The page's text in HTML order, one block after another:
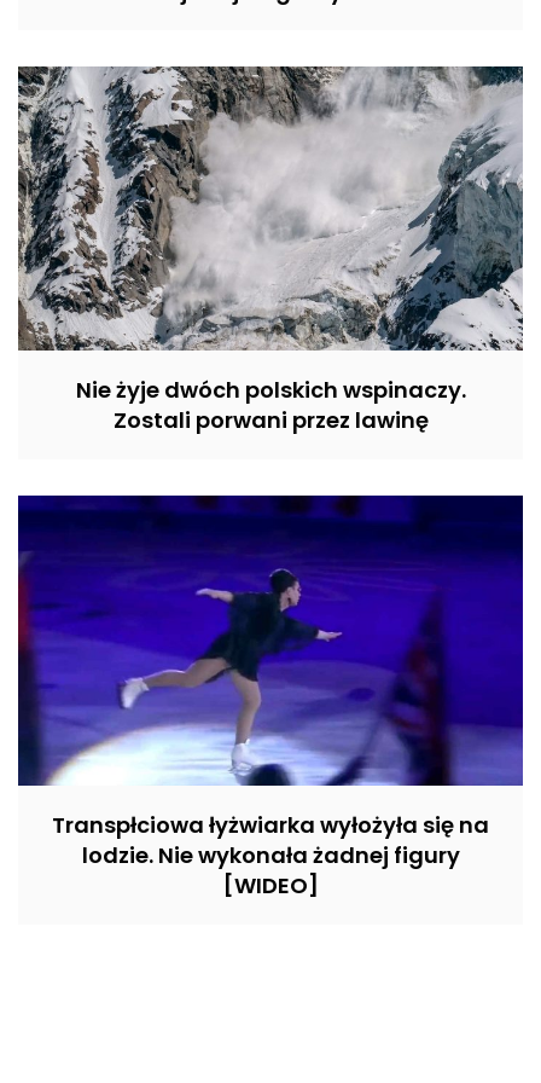
Nie żyje dwóch polskich wspinaczy.
Zostali porwani przez lawinę
Transpłciowa łyżwiarka wyłożyła się na
lodzie. Nie wykonała żadnej figury
[WIDEO]